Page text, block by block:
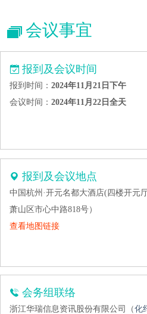
会议事宜
报到及会议时间
报到时间： 2024年11月21日下午
会议时间： 2024年11月22日全天
报到及会议地点
中国杭州·开元名都大酒店(四楼
萧山区市心中路818号）
查看地图链接
会务组联络
浙江华瑞信息资讯股份有限公司（化